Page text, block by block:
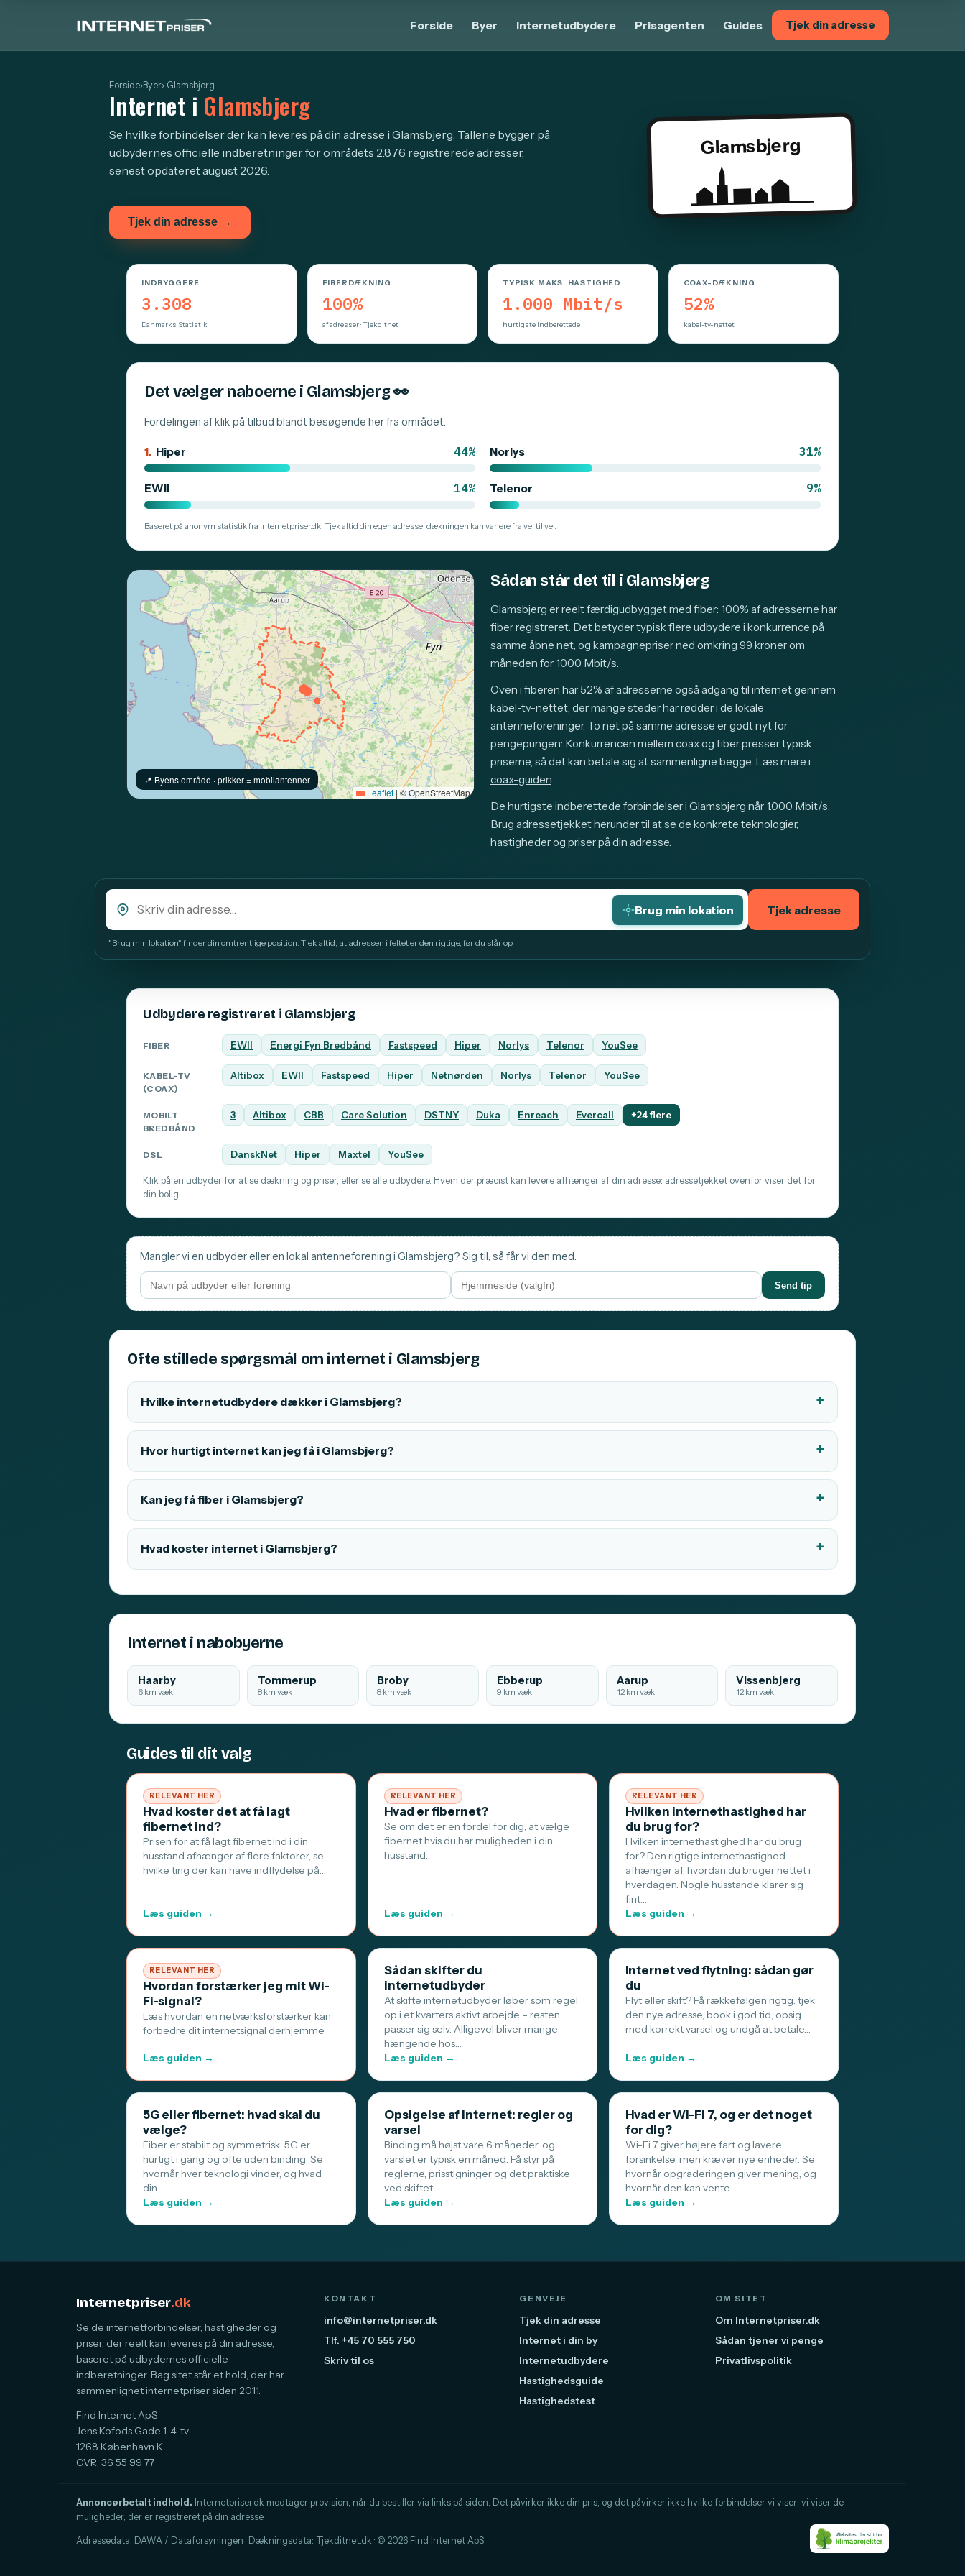
Forside Byer Internetudbydere Prisagenten Guides Tjek din adresse
Forside›Byer› Glamsbjerg
Internet i Glamsbjerg
Se hvilke forbindelser der kan leveres på din adresse i Glamsbjerg. Tallene bygger på
udbydernes officielle indberetninger for områdets 2.876 registrerede adresser,
senest opdateret august 2026.
Tjek din adresse →
Glamsbjerg
INDBYGGERE
3.308
Danmarks Statistik
FIBERDÆKNING
100%
af adresser · Tjekditnet
TYPISK MAKS. HASTIGHED
1.000 Mbit/s
hurtigste indberettede
COAX-DÆKNING
52%
kabel-tv-nettet
Det vælger naboerne i Glamsbjerg👀
Fordelingen af klik på tilbud blandt besøgende her fra området.
1. Hiper 44% Norlys 31%
EWII 14% Telenor 9%
Baseret på anonym statistik fra Internetpriser.dk. Tjek altid din egen adresse: dækningen kan variere fra vej til vej.
📍️ Byens område · prikker = mobilantenner
Leaflet | © OpenStreetMap
Sådan står det til i Glamsbjerg
Glamsbjerg er reelt færdigudbygget med fiber: 100% af adresserne har
fiber registreret. Det betyder typisk flere udbydere i konkurrence på
samme åbne net, og kampagnepriser ned omkring 99 kroner om
måneden for 1000 Mbit/s.
Oven i fiberen har 52% af adresserne også adgang til internet gennem
kabel-tv-nettet, der mange steder har rødder i de lokale
antenneforeninger. To net på samme adresse er godt nyt for
pengepungen: Konkurrencen mellem coax og fiber presser typisk
priserne, så det kan betale sig at sammenligne begge. Læs mere i
coax-guiden.
De hurtigste indberettede forbindelser i Glamsbjerg når 1.000 Mbit/s.
Brug adressetjekket herunder til at se de konkrete teknologier,
hastigheder og priser på din adresse.
Brug min lokation Tjek adresse
"Brug min lokation" finder din omtrentlige position. Tjek altid, at adressen i feltet er den rigtige, før du slår op.
Udbydere registreret i Glamsbjerg
FIBER EWII Energi Fyn Bredbånd Fastspeed Hiper Norlys Telenor YouSee
KABEL-TV
(COAX)
Altibox EWII Fastspeed Hiper Netnørden Norlys Telenor YouSee
MOBILT
BREDBÅND
3 Altibox CBB Care Solution DSTNY Duka Enreach Evercall +24 flere
DSL DanskNet Hiper Maxtel YouSee
Klik på en udbyder for at se dækning og priser, eller se alle udbydere. Hvem der præcist kan levere afhænger af din adresse: adressetjekket ovenfor viser det for
din bolig.
Mangler vi en udbyder eller en lokal antenneforening i Glamsbjerg? Sig til, så får vi den med.
Send tip
Ofte stillede spørgsmål om internet i Glamsbjerg
Hvilke internetudbydere dækker i Glamsbjerg?
Hvor hurtigt internet kan jeg få i Glamsbjerg?
Kan jeg få fiber i Glamsbjerg?
Hvad koster internet i Glamsbjerg?
Internet i nabobyerne
Haarby
6 km væk
Tommerup
8 km væk
Broby
8 km væk
Ebberup
9 km væk
Aarup
12 km væk
Vissenbjerg
12 km væk
Guides til dit valg
RELEVANT HER
Hvad koster det at få lagt
fibernet ind?
Prisen for at få lagt fibernet ind i din
husstand afhænger af flere faktorer, se
hvilke ting der kan have indflydelse på…
Læs guiden →
RELEVANT HER
Hvad er fibernet?
Se om det er en fordel for dig, at vælge
fibernet hvis du har muligheden i din
husstand.
Læs guiden →
RELEVANT HER
Hvilken internethastighed har
du brug for?
Hvilken internethastighed har du brug
for? Den rigtige internethastighed
afhænger af, hvordan du bruger nettet i
hverdagen. Nogle husstande klarer sig
fint…
Læs guiden →
RELEVANT HER
Hvordan forstærker jeg mit Wi-
Fi-signal?
Læs hvordan en netværksforstærker kan
forbedre dit internetsignal derhjemme
Læs guiden →
Sådan skifter du
internetudbyder
At skifte internetudbyder løber som regel
op i et kvarters aktivt arbejde – resten
passer sig selv. Alligevel bliver mange
hængende hos…
Læs guiden →
Internet ved flytning: sådan gør
du
Flyt eller skift? Få rækkefølgen rigtig: tjek
den nye adresse, book i god tid, opsig
med korrekt varsel og undgå at betale…
Læs guiden →
5G eller fibernet: hvad skal du
vælge?
Fiber er stabilt og symmetrisk, 5G er
hurtigt i gang og ofte uden binding. Se
hvornår hver teknologi vinder, og hvad
din…
Læs guiden →
Opsigelse af internet: regler og
varsel
Binding må højst vare 6 måneder, og
varslet er typisk en måned. Få styr på
reglerne, prisstigninger og det praktiske
ved skiftet.
Læs guiden →
Hvad er Wi-Fi 7, og er det noget
for dig?
Wi-Fi 7 giver højere fart og lavere
forsinkelse, men kræver nye enheder. Se
hvornår opgraderingen giver mening, og
hvornår den kan vente.
Læs guiden →
Internetpriser.dk
Se de internetforbindelser, hastigheder og
priser, der reelt kan leveres på din adresse,
baseret på udbydernes officielle
indberetninger. Bag sitet står et hold, der har
sammenlignet internetpriser siden 2011.
Find Internet ApS
Jens Kofods Gade 1, 4. tv
1268 København K
CVR: 36 55 99 77
KONTAKT
info@internetpriser.dk
Tlf. +45 70 555 750
Skriv til os
GENVEJE
Tjek din adresse
Internet i din by
Internetudbydere
Hastighedsguide
Hastighedstest
OM SITET
Om Internetpriser.dk
Sådan tjener vi penge
Privatlivspolitik
Annoncørbetalt indhold. Internetpriser.dk modtager provision, når du bestiller via links på siden. Det påvirker ikke din pris, og det påvirker ikke hvilke forbindelser vi viser: vi viser de
muligheder, der er registreret på din adresse.
Adressedata: DAWA / Dataforsyningen · Dækningsdata: Tjekditnet.dk · © 2026 Find Internet ApS